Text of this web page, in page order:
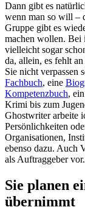
Dann gibt es
wenn man so will –
Gruppe gibt es
machen wollen. Bei
vielleicht sogar
da, allein, es fehlt
Sie nicht verpassen
Fachbuch, eine
Kompetenzbuch,
Krimi bis zum
Ghostwriter arbeite
Persönlichkeiten
Organisationen,
ebenso dazu. Auch
als Auftraggeber vor.
Sie planen
übernimmt